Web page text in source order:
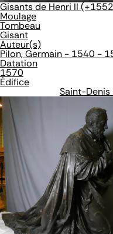
Gisants de Henri II
Moulage
Tombeau
Gisant
Auteur(s)
Pilon, Germain - 1540 -
Datation
1570
Édifice
Saint-